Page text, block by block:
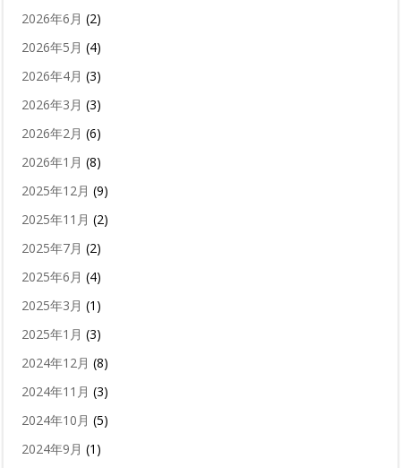
2026年6月 (2)
2026年5月 (4)
2026年4月 (3)
2026年3月 (3)
2026年2月 (6)
2026年1月 (8)
2025年12月 (9)
2025年11月 (2)
2025年7月 (2)
2025年6月 (4)
2025年3月 (1)
2025年1月 (3)
2024年12月 (8)
2024年11月 (3)
2024年10月 (5)
2024年9月 (1)